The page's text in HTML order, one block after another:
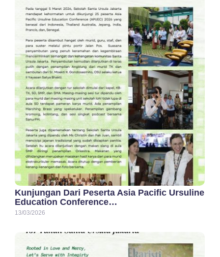
Kunjungan Dari Peserta Asia Pacific Ursuline
Education Conference…
13/03/2026